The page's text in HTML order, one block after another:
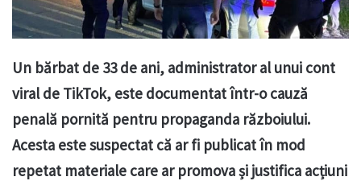
Un bărbat de 33 de ani, administrator al unui cont
viral de TikTok, este documentat într-o cauză
penală pornită pentru propaganda războiului.
Acesta este suspectat că ar fi publicat în mod
repetat materiale care ar promova și justifica acțiuni